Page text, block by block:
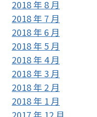
2018 年 8 月
2018 年 7 月
2018 年 6 月
2018 年 5 月
2018 年 4 月
2018 年 3 月
2018 年 2 月
2018 年 1 月
2017 年 12 月